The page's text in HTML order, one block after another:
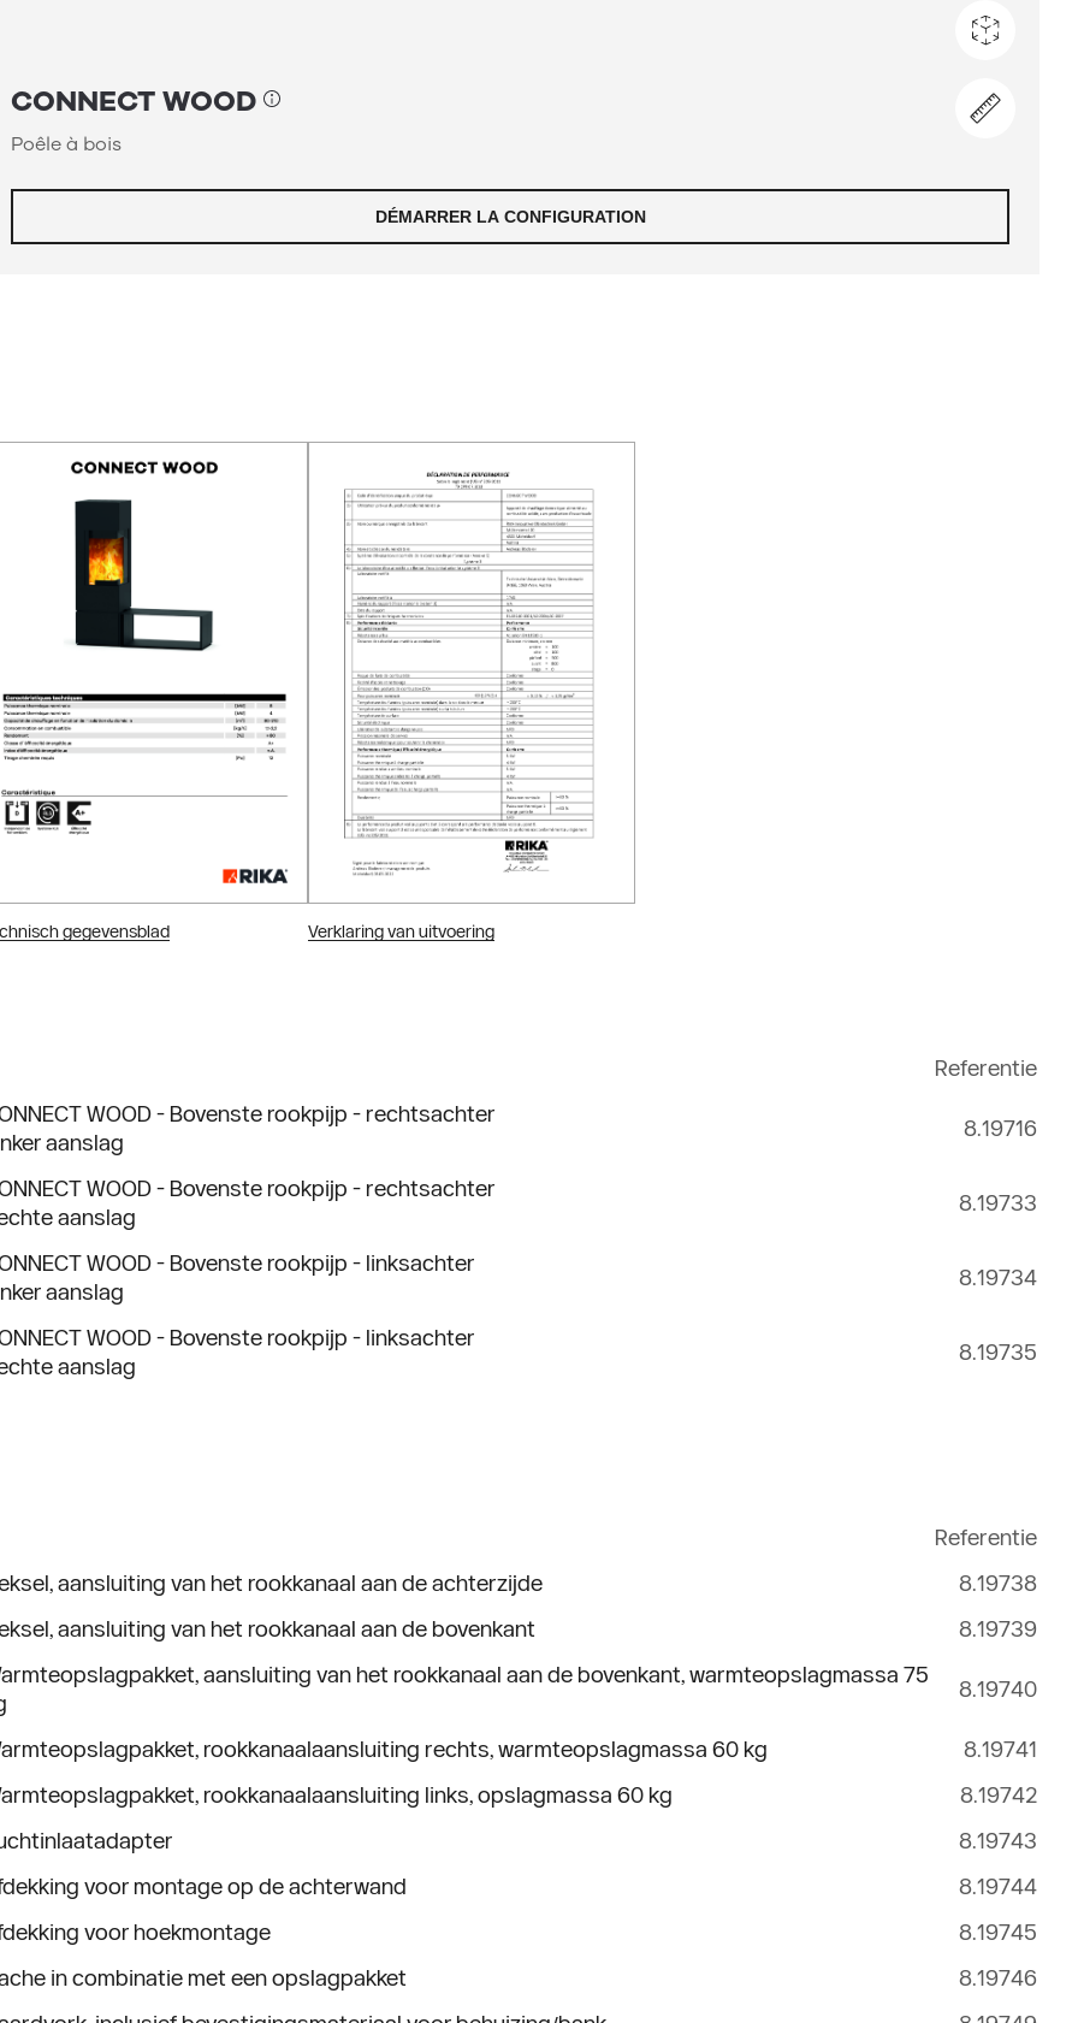
gegevensblad Verklaring van uitvoering
Referentie
WOOD - Bovenste rookpijp - rechtsachter
aanslag
8.19716
WOOD - Bovenste rookpijp - rechtsachter
aanslag
8.19733
WOOD - Bovenste rookpijp - linksachter
aanslag
8.19734
WOOD - Bovenste rookpijp - linksachter
aanslag
8.19735
Referentie
aansluiting van het rookkanaal aan de achterzijde
8.19738
aansluiting van het rookkanaal aan de bovenkant
8.19739
aansluiting van het rookkanaal aan de bovenkant, warmteopslagmassa 75
8.19740
rookkanaalaansluiting rechts, warmteopslagmassa 60 kg
8.19741
rookkanaalaansluiting links, opslagmassa 60 kg
8.19742
8.19743
voor montage op de achterwand
8.19744
voor hoekmontage
8.19745
in combinatie met een opslagpakket
8.19746